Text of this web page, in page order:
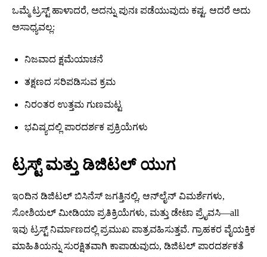
ಒಮ್ಮೆ ಟ್ರಸ್ಟ್ ಹಾಳಾದರೆ, ಅದನ್ನು ಪುನಃ ಪಡೆಯುವುದು ಕಷ್ಟ. ಆದರೆ ಅದು
ಅಸಾಧ್ಯವಲ್ಲ:
ನಿಜವಾದ ಕ್ಷಮೆಯಾಚನೆ
ತಕ್ಷಣದ ಸರಿಪಡಿಸುವ ಕ್ರಮ
ನಿರಂತರ ಉತ್ತಮ ಗುಣಮಟ್ಟ
ಭವಿಷ್ಯದಲ್ಲಿ ಪಾರದರ್ಶಕ ಪ್ರಕ್ರಿಯೆಗಳು
ಟ್ರಸ್ಟ್ ಮತ್ತು ಡಿಜಿಟಲ್ ಯುಗ
ಇಂದಿನ ಡಿಜಿಟಲ್ ಬಿಸಿನೆಸ್ ಜಗತ್ತಿನಲ್ಲಿ, ಆನ್‌ಲೈನ್ ವಿಮರ್ಶೆಗಳು,
ಸೋಶಿಯಲ್ ಮೀಡಿಯಾ ಪ್ರತಿಕ್ರಿಯೆಗಳು, ಮತ್ತು ಡೇಟಾ ಪ್ರೈವಸಿ—all
ಇವು ಟ್ರಸ್ಟ್ ನಿರ್ಮಾಣದಲ್ಲಿ ಪ್ರಮುಖ ಪಾತ್ರವಹಿಸುತ್ತವೆ. ಗ್ರಾಹಕರ ವೈಯಕ್ತಿಕ
ಮಾಹಿತಿಯನ್ನು ಸುರಕ್ಷಿತವಾಗಿ ಕಾಪಾಡುವುದು, ಡಿಜಿಟಲ್ ಪಾರದರ್ಶಕತೆ